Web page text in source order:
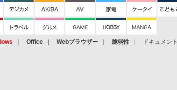
Office Webブラウザー 脆弱性 ドキュメント